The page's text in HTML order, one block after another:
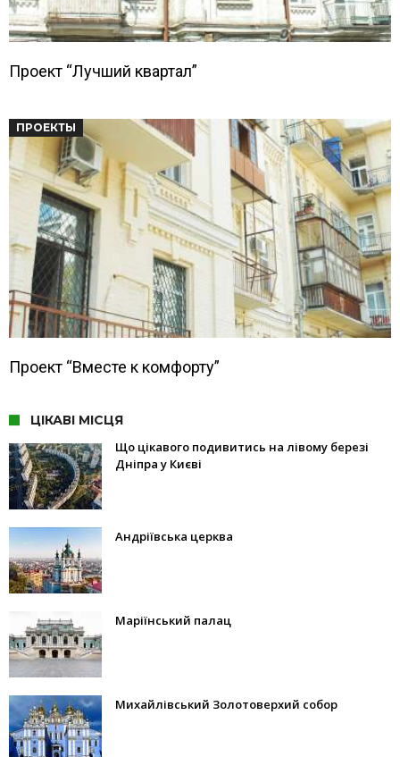
Проект “Лучший квартал”
ПРОЕКТЫ
Проект “Вместе к комфорту”
ЦІКАВІ МІСЦЯ
Що цікавого подивитись на лівому березі
Дніпра у Києві
Андріївська церква
Маріїнський палац
Михайлівський Золотоверхий собор